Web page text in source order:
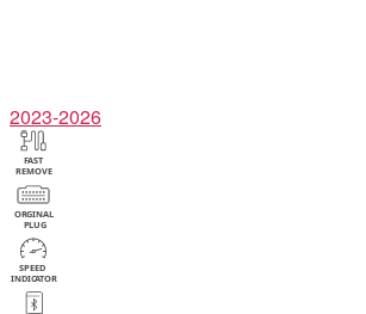
2023-2026